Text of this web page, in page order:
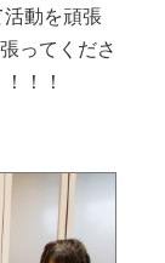
動を頑張
ってくださ
！！